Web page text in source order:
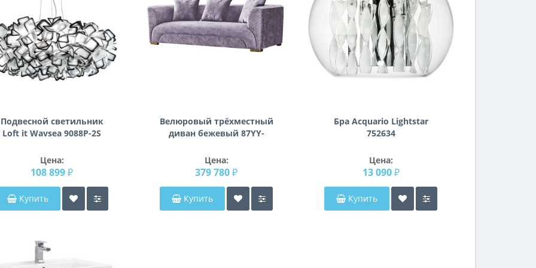
Подвесной светильник
Loft it Wavsea 9088P-2S
Цена:
108 899 ₽
Купить
Велюровый трёхместный
диван бежевый 87YY-
Цена:
379 780 ₽
Купить
Бра Acquario Lightstar
752634
Цена:
13 090 ₽
Купить